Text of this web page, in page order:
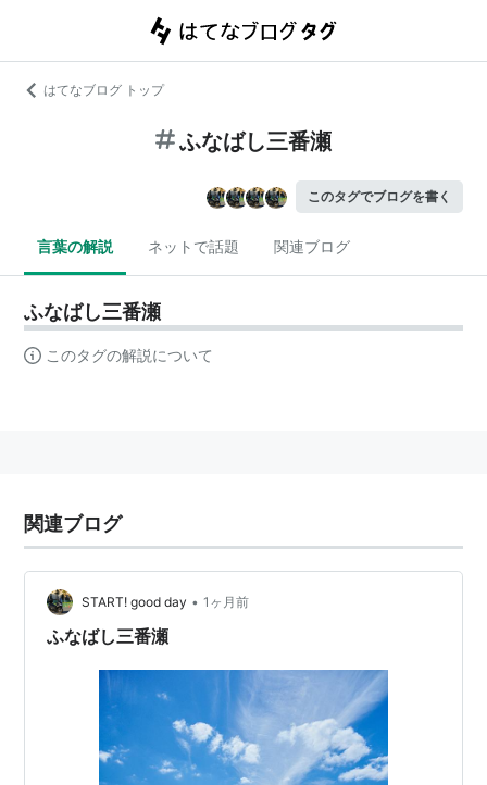
はてなブログ トップ
ふなばし三番瀬
このタグでブログを書く
言葉の解説 ネットで話題 関連ブログ
ふなばし三番瀬
このタグの解説について
関連ブログ
START! good day • 1ヶ月前
ふなばし三番瀬